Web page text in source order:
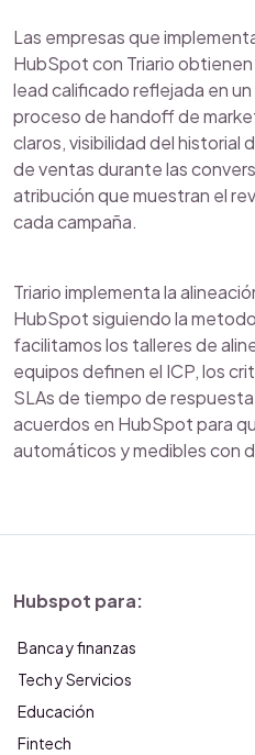
Las empresas que
HubSpot con Triario
lead calificado reflejada en
proceso de handoff de
claros, visibilidad del historial
de ventas durante las
atribución que muestran el
cada campaña.
Triario implementa la
HubSpot siguiendo la
facilitamos los talleres de
equipos definen el ICP, los
SLAs de tiempo de
acuerdos en HubSpot para
automáticos y medibles con
Hubspot para:
Banca y finanzas
Tech y Servicios
Educación
Fintech